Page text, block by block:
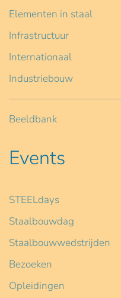
Elementen in staal
Infrastructuur
Internationaal
Industriebouw
Beeldbank
Events
STEELdays
Staalbouwdag
Staalbouwwedstrijden
Bezoeken
Opleidingen